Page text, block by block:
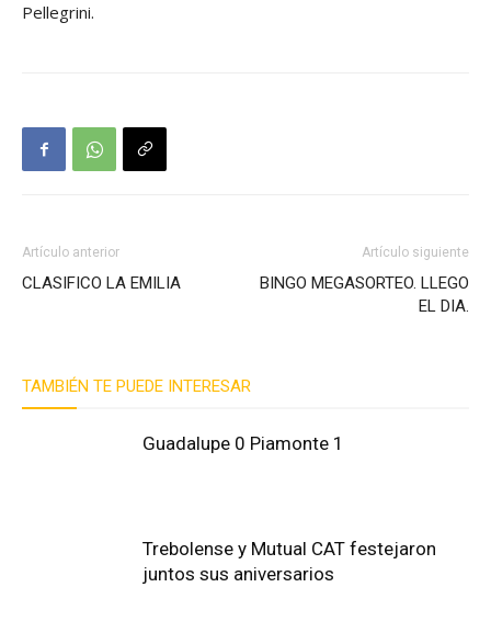
Pellegrini.
Artículo anterior
CLASIFICO LA EMILIA
Artículo siguiente
BINGO MEGASORTEO. LLEGO
EL DIA.
TAMBIÉN TE PUEDE INTERESAR
Guadalupe 0 Piamonte 1
Trebolense y Mutual CAT festejaron
juntos sus aniversarios